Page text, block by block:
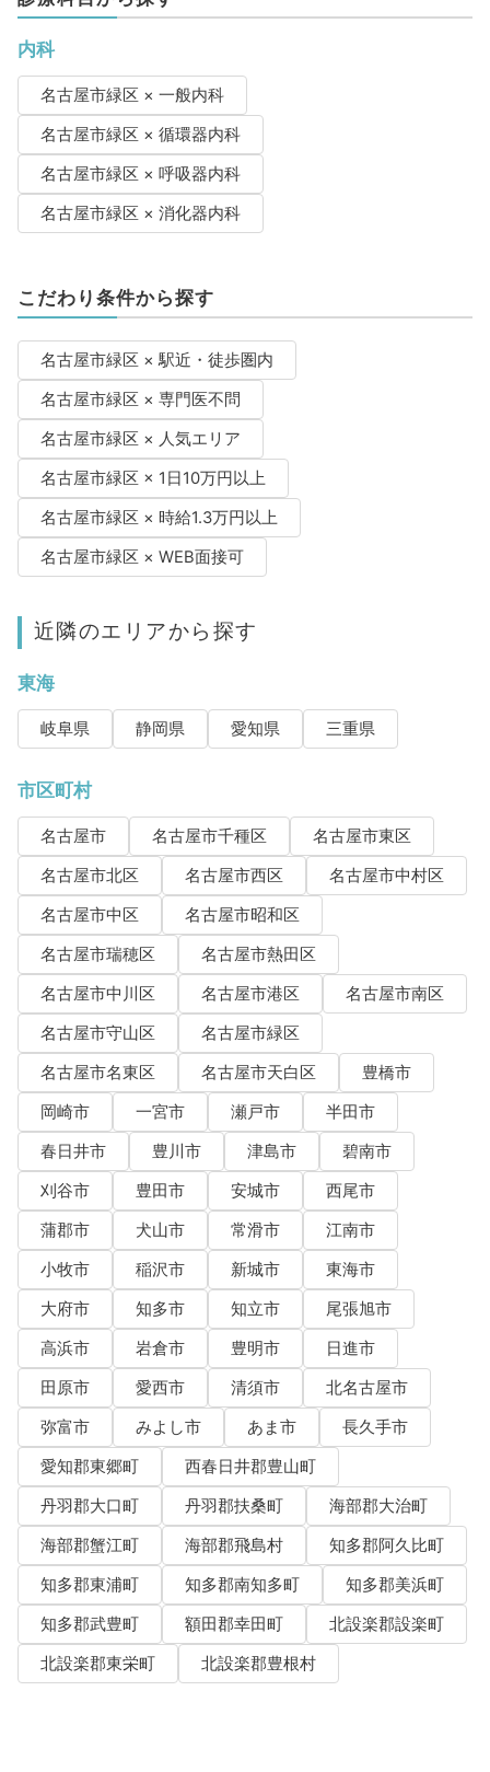
内科
名古屋市緑区 × 一般内科
名古屋市緑区 × 循環器内科
名古屋市緑区 × 呼吸器内科
名古屋市緑区 × 消化器内科
こだわり条件から探す
名古屋市緑区 × 駅近・徒歩圏内
名古屋市緑区 × 専門医不問
名古屋市緑区 × 人気エリア
名古屋市緑区 × 1日10万円以上
名古屋市緑区 × 時給1.3万円以上
名古屋市緑区 × WEB面接可
近隣のエリアから探す
東海
岐阜県 静岡県 愛知県 三重県
市区町村
名古屋市 名古屋市千種区
名古屋市東区
名古屋市北区
名古屋市西区
名古屋市中村区
名古屋市中区
名古屋市昭和区
名古屋市瑞穂区
名古屋市熱田区
名古屋市中川区
名古屋市港区
名古屋市南区
名古屋市守山区
名古屋市緑区
名古屋市名東区
名古屋市天白区
豊橋市
岡崎市
一宮市 瀬戸市
半田市
春日井市
豊川市 津島市
碧南市
刈谷市
豊田市 安城市
西尾市
蒲郡市
犬山市 常滑市
江南市
小牧市
稲沢市 新城市
東海市
大府市
知多市 知立市
尾張旭市
高浜市
岩倉市 豊明市
日進市
田原市
愛西市 清須市
北名古屋市
弥富市
みよし市 あま市
長久手市
愛知郡東郷町
西春日井郡豊山町
丹羽郡大口町
丹羽郡扶桑町
海部郡大治町
海部郡蟹江町
海部郡飛島村
知多郡阿久比町
知多郡東浦町
知多郡南知多町
知多郡美浜町
知多郡武豊町
額田郡幸田町
北設楽郡設楽町
北設楽郡東栄町
北設楽郡豊根村